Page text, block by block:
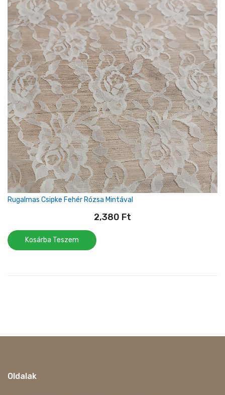
Rugalmas Csipke Fehér Rózsa Mintával
2,380 Ft
Kosárba Teszem
Oldalak